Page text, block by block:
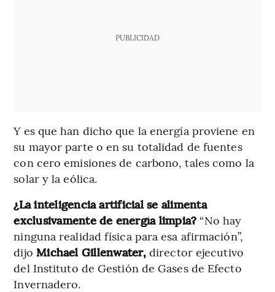
PUBLICIDAD
Y es que han dicho que la energía proviene en
su mayor parte o en su totalidad de fuentes
con cero emisiones de carbono, tales como la
solar y la eólica.
¿La inteligencia artificial se alimenta
exclusivamente de energía limpia? “No hay
ninguna realidad física para esa afirmación”,
dijo Michael Gillenwater,director ejecutivo
del Instituto de Gestión de Gases de Efecto
Invernadero.